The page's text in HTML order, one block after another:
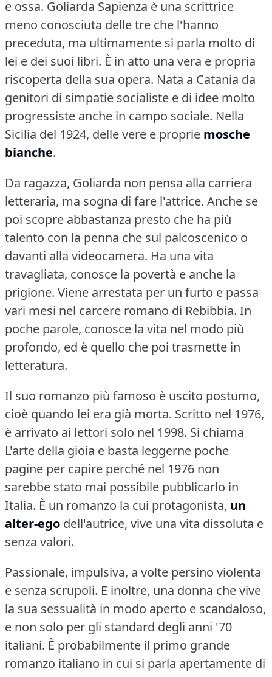
e ossa. Goliarda Sapienza è una scrittrice
meno conosciuta delle tre che l'hanno
preceduta, ma ultimamente si parla molto di
lei e dei suoi libri. È in atto una vera e propria
riscoperta della sua opera. Nata a Catania da
genitori di simpatie socialiste e di idee molto
progressiste anche in campo sociale. Nella
Sicilia del 1924, delle vere e proprie mosche
bianche.
Da ragazza, Goliarda non pensa alla carriera
letteraria, ma sogna di fare l'attrice. Anche se
poi scopre abbastanza presto che ha più
talento con la penna che sul palcoscenico o
davanti alla videocamera. Ha una vita
travagliata, conosce la povertà e anche la
prigione. Viene arrestata per un furto e passa
vari mesi nel carcere romano di Rebibbia. In
poche parole, conosce la vita nel modo più
profondo, ed è quello che poi trasmette in
letteratura.
Il suo romanzo più famoso è uscito postumo,
cioè quando lei era già morta. Scritto nel 1976,
è arrivato ai lettori solo nel 1998. Si chiama
L'arte della gioia e basta leggerne poche
pagine per capire perché nel 1976 non
sarebbe stato mai possibile pubblicarlo in
Italia. È un romanzo la cui protagonista, un
alter-ego dell'autrice, vive una vita dissoluta e
senza valori.
Passionale, impulsiva, a volte persino violenta
e senza scrupoli. E inoltre, una donna che vive
la sua sessualità in modo aperto e scandaloso,
e non solo per gli standard degli anni '70
italiani. È probabilmente il primo grande
romanzo italiano in cui si parla apertamente di